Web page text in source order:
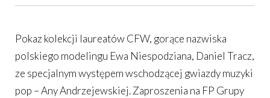
Pokaz kolekcji laureatów CFW, gorące nazwiska
polskiego modelingu Ewa Niespodziana, Daniel Tracz,
ze specjalnym występem wschodzącej gwiazdy muzyki
pop – Any Andrzejewskiej. Zaproszenia na FP Grupy